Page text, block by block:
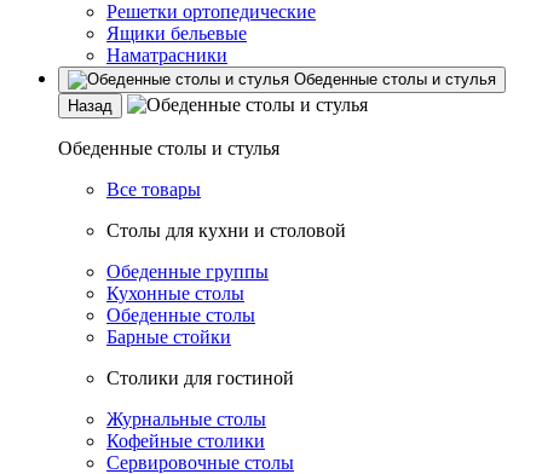
Решетки ортопедические
Ящики бельевые
Наматрасники
Обеденные столы и стулья
Назад
Обеденные столы и стулья
Все товары
Столы для кухни и столовой
Обеденные группы
Кухонные столы
Обеденные столы
Барные стойки
Столики для гостиной
Журнальные столы
Кофейные столики
Сервировочные столы